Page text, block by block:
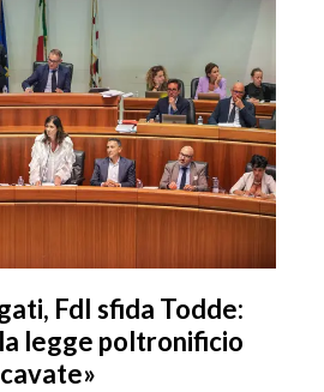
FdI sfida Todde:
legge poltronificio